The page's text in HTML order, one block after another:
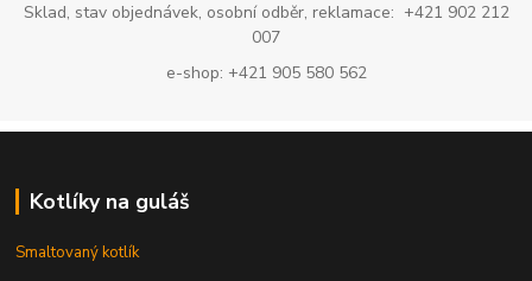
Sklad, stav objednávek, osobní odběr, reklamace: +421 902 212
007
e-shop: +421 905 580 562
Kotlíky na guláš
Smaltovaný kotlík